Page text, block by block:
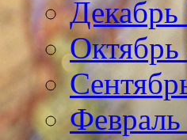
Декабрь